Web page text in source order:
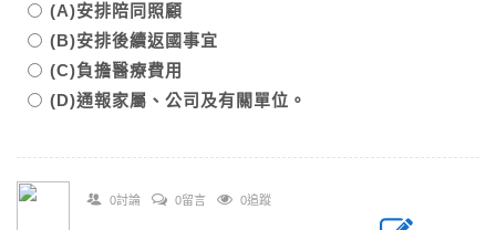
(A)安排陪同照顧
(B)安排後續返國事宜
(C)負擔醫療費用
(D)通報家屬、公司及有關單位。
0討論 0留言 0追蹤